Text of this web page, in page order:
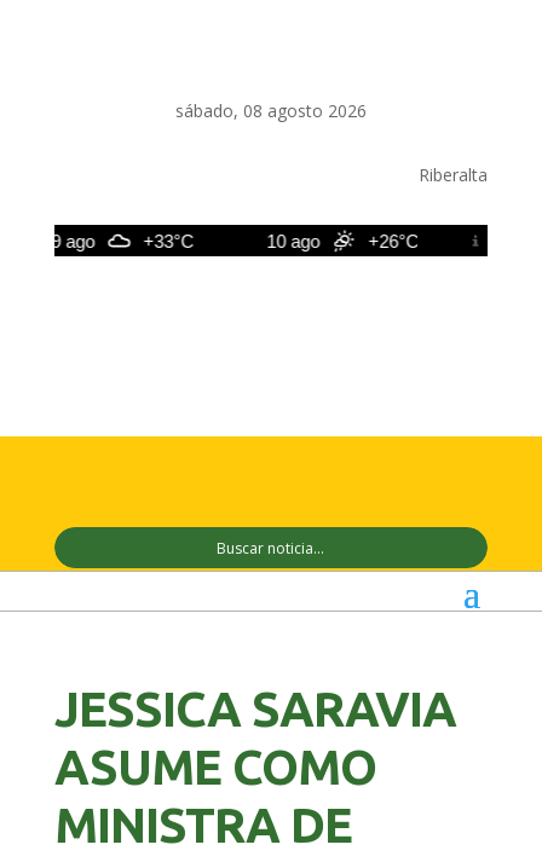
sábado, 08 agosto 2026
Riberalta
9 ago +33°C 10 ago +26°C 11 ago
JESSICA SARAVIA
ASUME COMO
MINISTRA DE